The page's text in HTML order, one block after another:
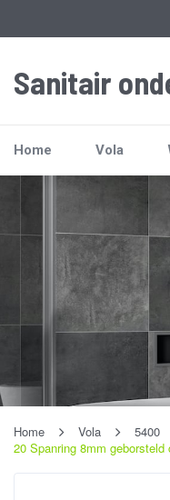
Sanitair
Home Vola
Home Vola 5400
20 Spanring 8mm geborsteld